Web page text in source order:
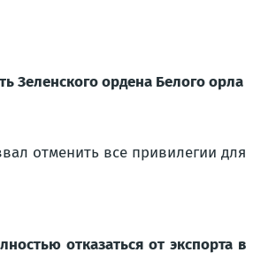
Зеленского ордена Белого орла
отменить все привилегии для
отказаться от экспорта в